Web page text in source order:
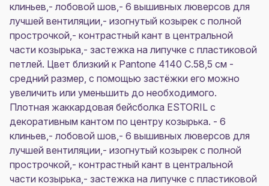
клиньев,- лобовой шов,- 6 вышивных люверсов для
лучшей вентиляции,- изогнутый козырек с полной
прострочкой,- контрастный кант в центральной
части козырька,- застежка на липучке с пластиковой
петлей. Цвет близкий к Pantone 4140 С.58,5 см -
средний размер, с помощью застёжки его можно
увеличить или уменьшить до необходимого.
Плотная жаккардовая бейсболка ESTORIL с
декоративным кантом по центру козырька. - 6
клиньев,- лобовой шов,- 6 вышивных люверсов для
лучшей вентиляции,- изогнутый козырек с полной
прострочкой,- контрастный кант в центральной
части козырька,- застежка на липучке с пластиковой